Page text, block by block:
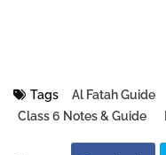
Tags Al Fatah Guide
Class 6 Notes & Guide